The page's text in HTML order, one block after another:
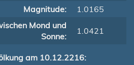
Magnitude:
1.0165
Mond und
Sonne:
1.0421
am 10.12.2216: